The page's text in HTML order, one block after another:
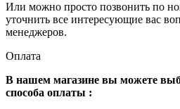
Или можно просто позвонить по
уточнить все интересующие вас
менеджеров.
Оплата
В нашем магазине вы можете
способа оплаты :